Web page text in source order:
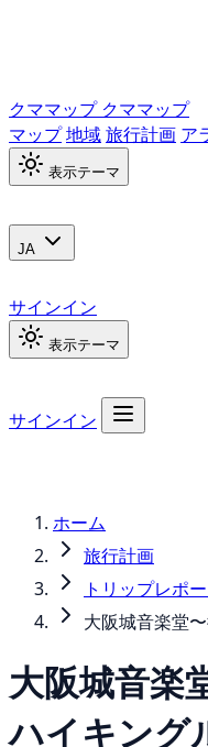
クママップ クママップ
マップ地域旅行計画 ア
表示テーマ
JA
サインイン
表示テーマ
サインイン
ホーム
旅行計画
トリップレポー
大阪城音楽堂
大阪城音楽
ハイキング